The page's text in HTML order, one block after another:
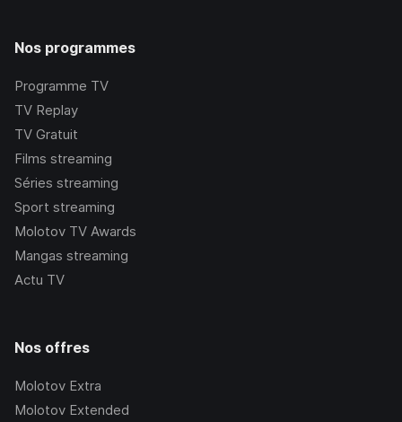
Nos programmes
Programme TV
TV Replay
TV Gratuit
Films streaming
Séries streaming
Sport streaming
Molotov TV Awards
Mangas streaming
Actu TV
Nos offres
Molotov Extra
Molotov Extended